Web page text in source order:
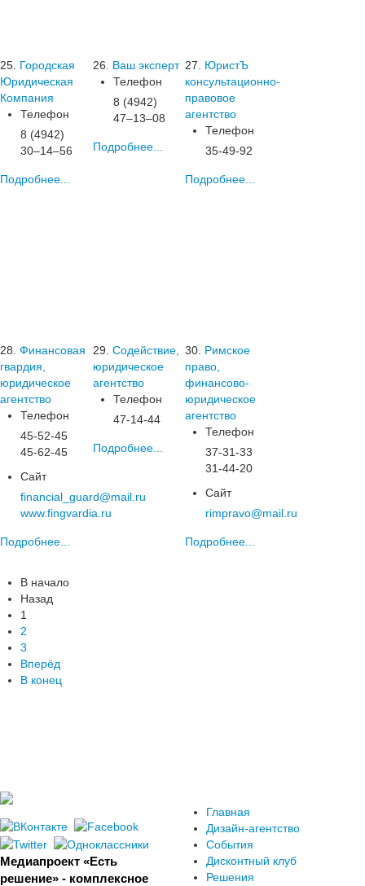
25. Городская
Юридическая
Компания
Телефон
8 (4942)
30‒14‒56
Подробнее...
26.
Ваш эксперт
Телефон
8 (4942)
47‒13‒08
Подробнее...
27.
ЮристЪ
консультационно-
правовое
агентство
Телефон
35-49-92
Подробнее...
28. Финансовая
гвардия,
юридическое
агентство
Телефон
45-52-45
45-62-45
Сайт
financial_guard@mail.ru
www.fingvardia.ru
Подробнее...
29. Содействие,
юридическое
агентство
Телефон
47-14-44
Подробнее...
30. Римское
право,
финансово-
юридическое
агентство
Телефон
37-31-33
31-44-20
Сайт
rimpravo@mail.ru
Подробнее...
В начало
Назад
1
2
3
Вперёд
В конец
Медиапроект «Есть
решение» - комплексное
Главная
Дизайн-агентство
События
Дисконтный клуб
Решения